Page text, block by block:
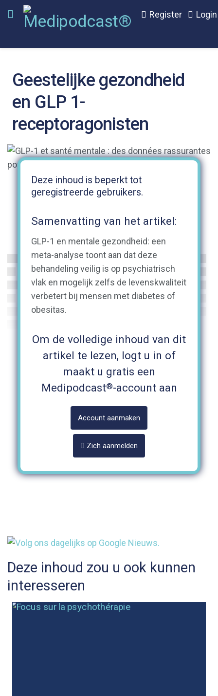
Register Login
Geestelijke gezondheid
en GLP 1-
receptoragonisten
Deze inhoud is beperkt tot
geregistreerde gebruikers.
Samenvatting van het artikel:
GLP-1 en mentale gezondheid: een
meta-analyse toont aan dat deze
behandeling veilig is op psychiatrisch
vlak en mogelijk zelfs de levenskwaliteit
verbetert bij mensen met diabetes of
obesitas.
Om de volledige inhoud van dit
artikel te lezen, logt u in of
maakt u gratis een
Medipodcast®-account aan
Account aanmaken
Zich aanmelden
Deze inhoud zou u ook kunnen
interesseren